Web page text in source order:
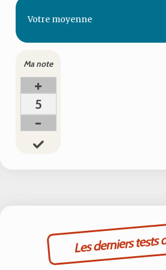
Votre moyenne
Ma note
+
5
-
Les derniers tests